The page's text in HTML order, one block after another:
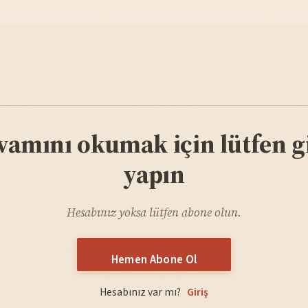
okumak için lütfen
yapın
Hesabınız yoksa lütfen abone olun.
Hemen Abone Ol
Hesabınız var mı? Giriş